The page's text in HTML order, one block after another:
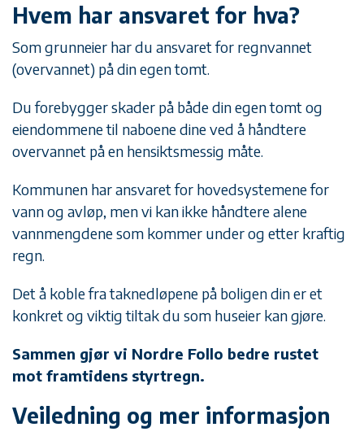
Hvem har ansvaret for hva?
Som grunneier har du ansvaret for regnvannet
(overvannet) på din egen tomt.
Du forebygger skader på både din egen tomt og
eiendommene til naboene dine ved å håndtere
overvannet på en hensiktsmessig måte.
Kommunen har ansvaret for hovedsystemene for
vann og avløp, men vi kan ikke håndtere alene
vannmengdene som kommer under og etter kraftig
regn.
Det å koble fra taknedløpene på boligen din er et
konkret og viktig tiltak du som huseier kan gjøre.
Sammen gjør vi Nordre Follo bedre rustet
mot framtidens styrtregn.
Veiledning og mer informasjon